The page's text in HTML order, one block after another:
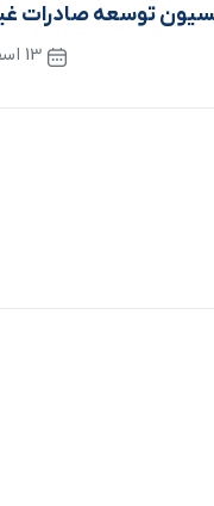
توسعه صادرات
13 اسفند 1402